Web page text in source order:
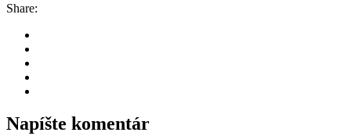
Share:
Napíšte komentár